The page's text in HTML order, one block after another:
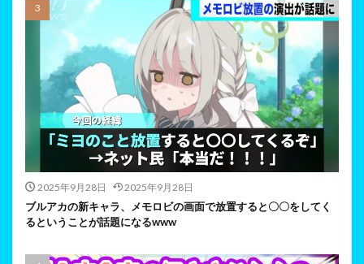
2025年9月28日 2025年9月28日
ブルアカの新キャラ、メモロビの画面で放置すると〇〇をしてく
るということが話題になるwww